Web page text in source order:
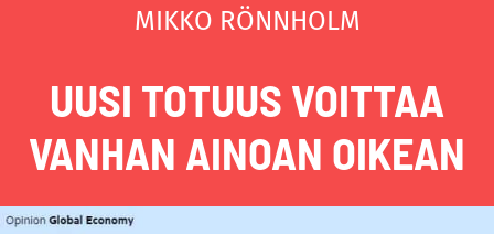
MIKKO RÖNNHOLM
UUSI TOTUUS VOITTAA
VANHAN AINOAN OIKEAN